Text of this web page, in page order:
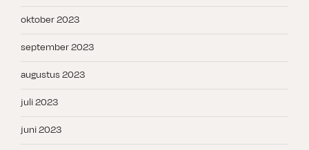
oktober 2023
september 2023
augustus 2023
juli 2023
juni 2023